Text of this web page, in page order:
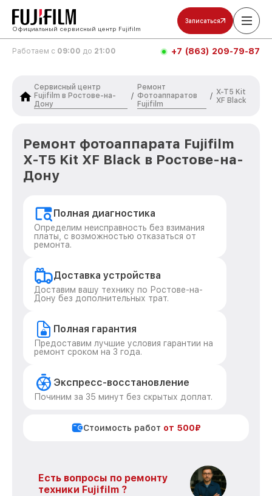
Официальный сервисный центр Fujifilm
Записаться
Работаем с 09:00 до 21:00 +7 (863) 209-79-87
Сервисный центр
Fujifilm в Ростове-на-
Дону
/
Ремонт
Фотоаппаратов
Fujifilm
/ X-T5 Kit
XF Black
Ремонт фотоаппарата Fujifilm
X-T5 Kit XF Black в Ростове-на-
Дону
Полная диагностика
Определим неисправность без взимания
платы, с возможностью отказаться от
ремонта.
Доставка устройства
Доставим вашу технику по Ростове-на-
Дону без дополнительных трат.
Полная гарантия
Предоставим лучшие условия гарантии на
ремонт сроком на 3 года.
Экспресс-восстановление
Починим за 35 минут без скрытых доплат.
Стоимость работ от 500₽
Есть вопросы по ремонту
техники Fujifilm ?